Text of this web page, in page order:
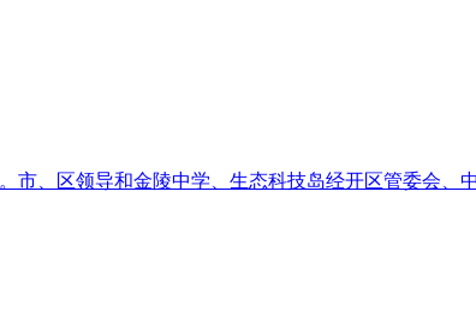
、区领导和金陵中学、生态科技岛经开区管委会、